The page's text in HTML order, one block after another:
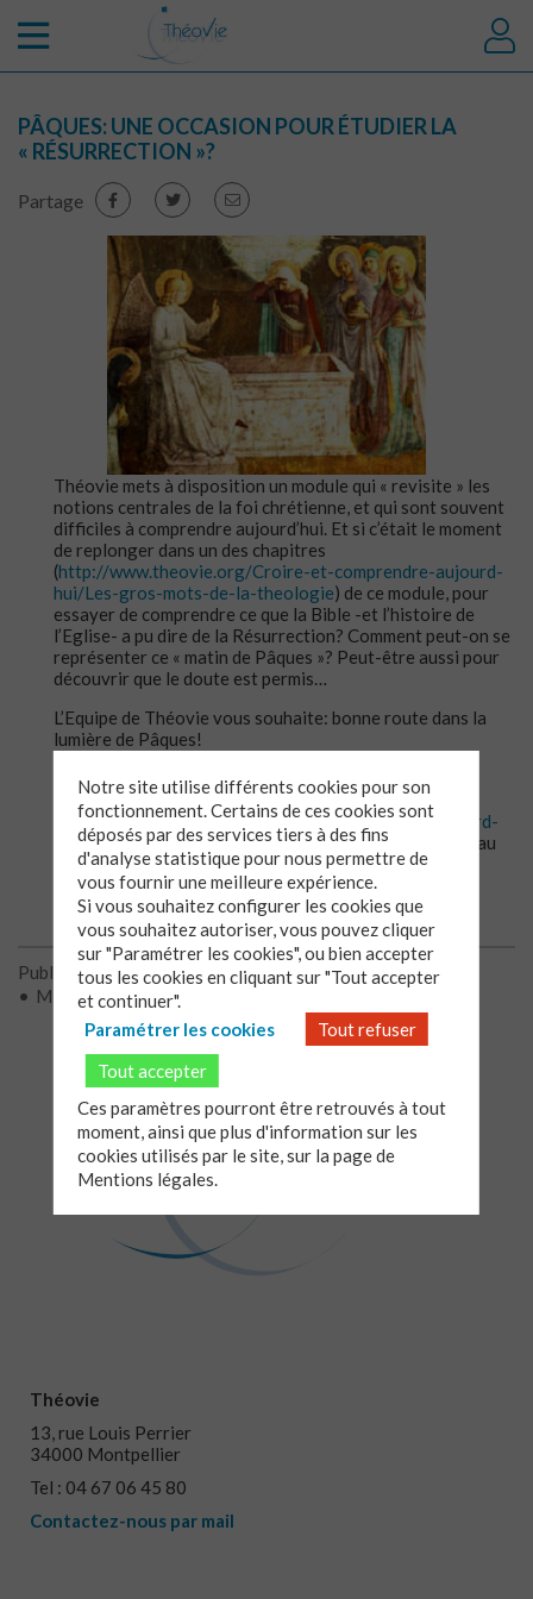
PÂQUES: UNE OCCASION POUR ÉTUDIER LA
« RÉSURRECTION »?
Partage
Théovie mets à disposition un module qui « revisite » les
notions centrales de la foi chrétienne, et qui sont souvent
difficiles à comprendre aujourd’hui. Et si c’était le moment
de replonger dans un des chapitres
(http://www.theovie.org/Croire-et-comprendre-aujourd-
hui/Les-gros-mots-de-la-theologie) de ce module, pour
essayer de comprendre ce que la Bible -et l’histoire de
l’Eglise- a pu dire de la Résurrection? Comment peut-on se
représenter ce « matin de Pâques »? Peut-être aussi pour
découvrir que le doute est permis…
L’Equipe de Théovie vous souhaite: bonne route dans la
lumière de Pâques!
Pour accéder au module et à l’entrée « Résurrection »
(dernière entrée du module), cliquez sur
http://www.theovie.org/Croire-et-comprendre-aujourd-
hui/Les-gros-mots-de-la-theologieet inscrivez-vous au
module (c’est gratuit!)
Publié le 04/04/2012
Mis à jour le 11/04/2012
Théovie
13, rue Louis Perrier
34000 Montpellier
Tel : 04 67 06 45 80
Contactez-nous par mail
Notre site utilise différents cookies pour son
fonctionnement. Certains de ces cookies sont
déposés par des services tiers à des fins
d'analyse statistique pour nous permettre de
vous fournir une meilleure expérience.
Si vous souhaitez configurer les cookies que
vous souhaitez autoriser, vous pouvez cliquer
sur "Paramétrer les cookies", ou bien accepter
tous les cookies en cliquant sur "Tout accepter
et continuer".
Paramétrer les cookies
Tout refuser
Tout accepter
Ces paramètres pourront être retrouvés à tout
moment, ainsi que plus d'information sur les
cookies utilisés par le site, sur la page de
Mentions légales.